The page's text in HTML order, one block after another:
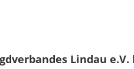
Lindau